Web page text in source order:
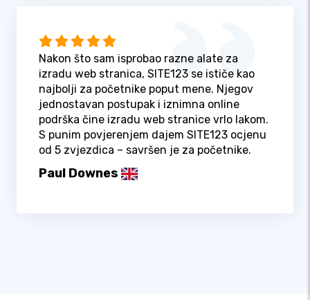
Nakon što sam isprobao razne alate za
izradu web stranica, SITE123 se ističe kao
najbolji za početnike poput mene. Njegov
jednostavan postupak i iznimna online
podrška čine izradu web stranice vrlo lakom.
S punim povjerenjem dajem SITE123 ocjenu
od 5 zvjezdica – savršen je za početnike.
Paul Downes